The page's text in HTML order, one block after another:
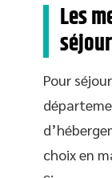
Les
Pour
choix en